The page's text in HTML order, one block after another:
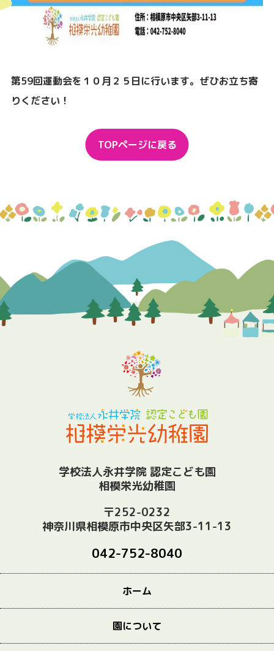
第59回運動会を１０月２５日に行います。ぜひお立ち寄
りください！
TOPページに戻る
学校法人永井学院 認定こども園
相模栄光幼稚園
〒252-0232
神奈川県相模原市中央区矢部3-11-13
042-752-8040
ホーム
園について